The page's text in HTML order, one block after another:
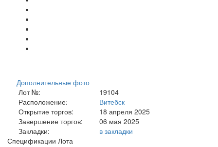
Дополнительные фото
Лот №:
19104
Расположение:
Витебск
Открытие торгов:
18 апреля 2025
Завершение торгов:
06 мая 2025
Закладки:
в закладки
Спецификации Лота